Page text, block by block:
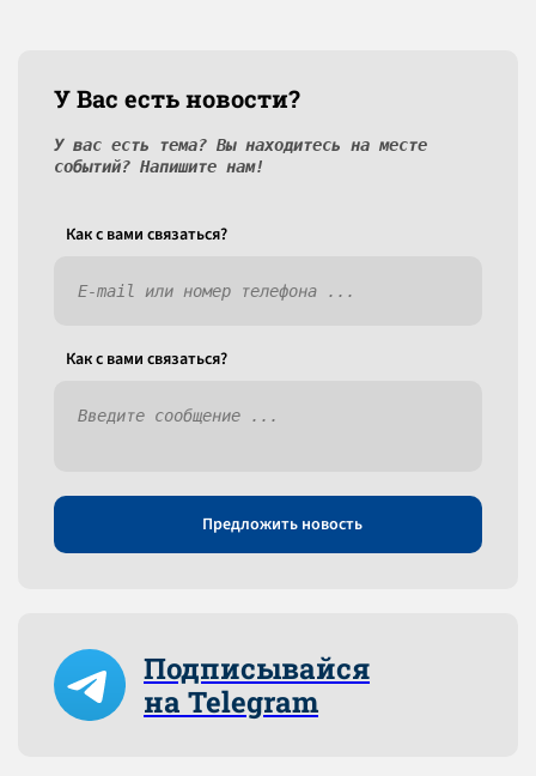
У Вас есть новости?
У вас есть тема? Вы находитесь на месте
событий? Напишите нам!
Как c вами связаться?
Как c вами связаться?
Предложить новость
Подписывайся
на Telegram